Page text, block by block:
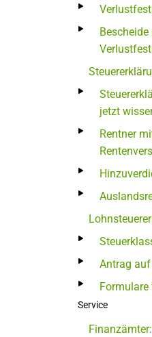
jetzt
Rentner
Antrag
Service